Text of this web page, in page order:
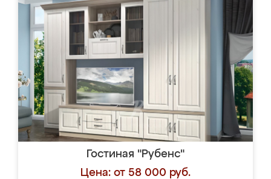
Гостиная "Рубенс"
Цена: от 58 000 руб.